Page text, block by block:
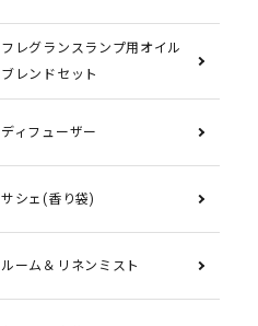
フレグランスランプ用オイル
ブレンドセット
ディフューザー
サシェ(香り袋)
ルーム＆リネンミスト